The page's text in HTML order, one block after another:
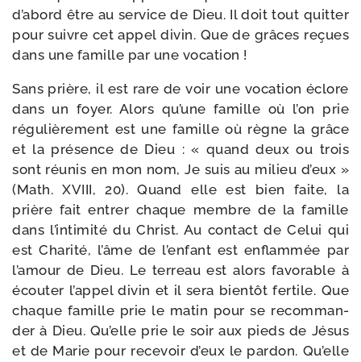
d’abord être au ser­vice de Dieu. Il doit tout quit­ter
pour suivre cet appel divin. Que de grâces reçues
dans une famille par une vocation !
Sans prière, il est rare de voir une voca­tion éclore
dans un foyer. Alors qu’une famille où l’on prie
régu­liè­re­ment est une famille où règne la grâce
et la pré­sence de Dieu : « quand deux ou trois
sont réunis en mon nom, Je suis au milieu d’eux »
(Math. XVIII, 20). Quand elle est bien faite, la
prière fait entrer chaque membre de la famille
dans l’intimité du Christ. Au contact de Celui qui
est Charité, l’âme de l’enfant est enflam­mée par
l’amour de Dieu. Le ter­reau est alors favo­rable à
écou­ter l’appel divin et il sera bien­tôt fer­tile. Que
chaque famille prie le matin pour se recom­man­
der à Dieu. Qu’elle prie le soir aux pieds de Jésus
et de Marie pour rece­voir d’eux le par­don. Qu’elle